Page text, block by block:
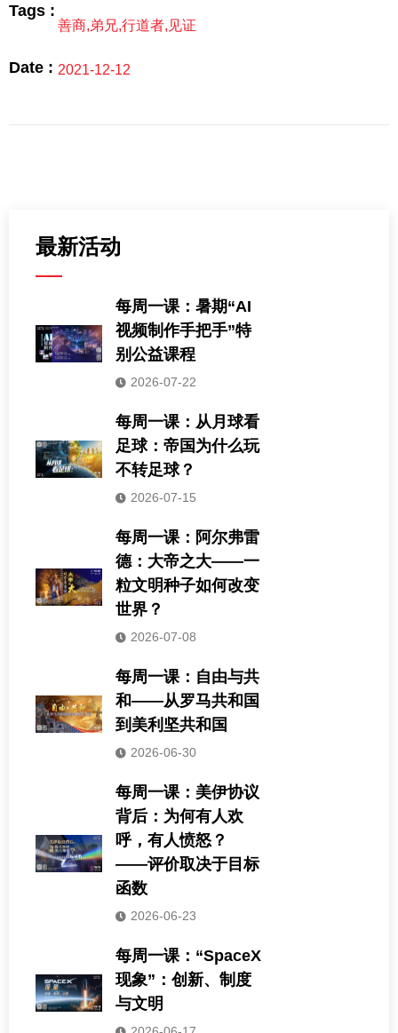
Tags :
善商,弟兄,行道者, 见证
Date : 2021-12-12
最新活动
每周一课：暑期“AI
视频制作手把手”特
别公益课程
2026-07-22
每周一课：从月球看
足球：帝国为什么玩
不转足球？
2026-07-15
每周一课：阿尔弗雷
德：大帝之大——一
粒文明种子如何改变
世界？
2026-07-08
每周一课：自由与共
和——从罗马共和国
到美利坚共和国
2026-06-30
每周一课：美伊协议
背后：为何有人欢
呼，有人愤怒？
——评价取决于目标
函数
2026-06-23
每周一课：“SpaceX
现象”：创新、制度
与文明